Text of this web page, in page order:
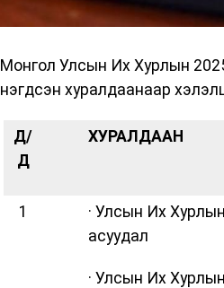
Монгол Улсын Их Хурлын
нэгдсэн хуралдаанаар
Д/
Д
ХУРАЛДААН
1
· Улсын Их
асуудал
· Улсын Их